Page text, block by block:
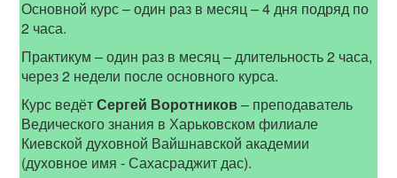
Основной курс – один раз в месяц – 4 дня подряд по
2 часа.
Практикум – один раз в месяц – длительность 2 часа,
через 2 недели после основного курса.
Курс ведётСергей Воротников– преподаватель
Ведического знания в Харьковском филиале
Киевской духовной Вайшнавской академии
(духовное имя - Сахасраджит дас).